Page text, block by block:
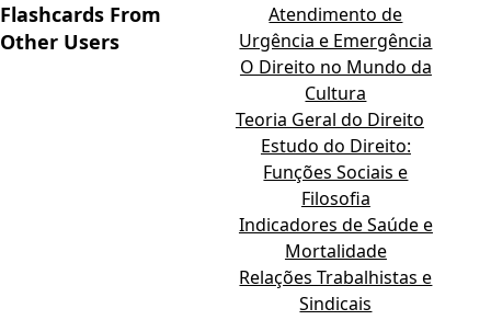
Flashcards From
Other Users
Atendimento de
Urgência e Emergência
O Direito no Mundo da
Cultura
Teoria Geral do Direito
Estudo do Direito:
Funções Sociais e
Filosofia
Indicadores de Saúde e
Mortalidade
Relações Trabalhistas e
Sindicais